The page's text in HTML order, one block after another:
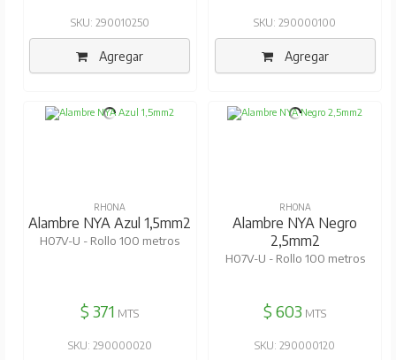
SKU: 290010250
Agregar
SKU: 290000100
Agregar
RHONA
Alambre NYA Azul 1,5mm2
H07V-U - Rollo 100 metros
$ 371 MTS
SKU: 290000020
RHONA
Alambre NYA Negro
2,5mm2
H07V-U - Rollo 100 metros
$ 603 MTS
SKU: 290000120